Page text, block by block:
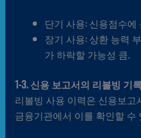
단기 사용: 신용점수
장기 사용: 상환 능력
가 하락할 가능성 큼.
1-3. 신용 보고서의 리볼빙 기
리볼빙 사용 이력은 신용보고
금융기관에서 이를 확인할 수